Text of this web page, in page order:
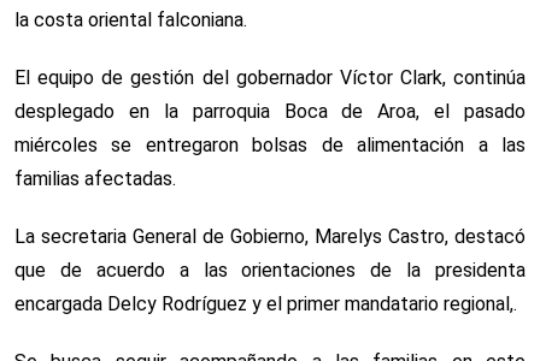
la costa oriental falconiana.
El equipo de gestión del gobernador Víctor Clark, continúa
desplegado en la parroquia Boca de Aroa, el pasado
miércoles se entregaron bolsas de alimentación a las
familias afectadas.
La secretaria General de Gobierno, Marelys Castro, destacó
que de acuerdo a las orientaciones de la presidenta
encargada Delcy Rodríguez y el primer mandatario regional,.